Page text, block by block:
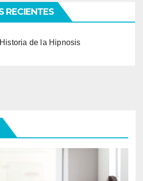
RECIENTES
Historia de la Hipnosis